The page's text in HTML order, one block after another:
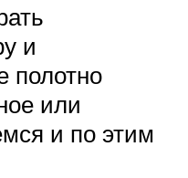
и
полотно
или
и по этим